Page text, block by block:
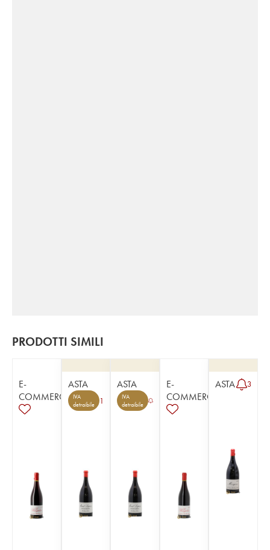
PRODOTTI SIMILI
E-
COMMERCE
ASTA
IVA
detraibile
1
ASTA
IVA
detraibile
E-
COMMERCE
ASTA 3